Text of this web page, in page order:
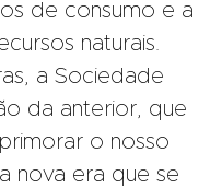
de consumo e a
naturais.
a Sociedade
da anterior, que
o nosso
nova era que se